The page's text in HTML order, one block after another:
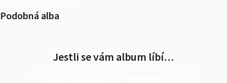
Podobná alba
Jestli se vám album líbí…